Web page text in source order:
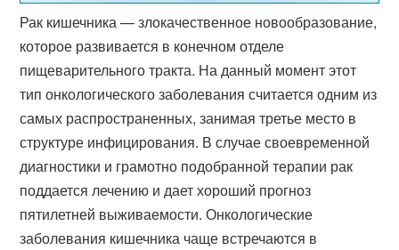
Рак кишечника — злокачественное новообразование,
которое развивается в конечном отделе
пищеварительного тракта. На данный момент этот
тип онкологического заболевания считается одним из
самых распространенных, занимая третье место в
структуре инфицирования. В случае своевременной
диагностики и грамотно подобранной терапии рак
поддается лечению и дает хороший прогноз
пятилетней выживаемости. Онкологические
заболевания кишечника чаще встречаются в